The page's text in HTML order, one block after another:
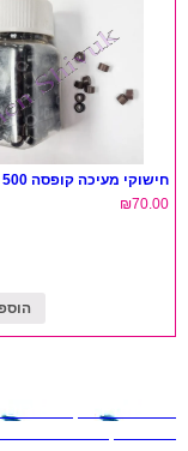
חישוקי מעיכה קופסה 500 יחידות
₪70.00
ניווט
Previous
ניקוב חורים